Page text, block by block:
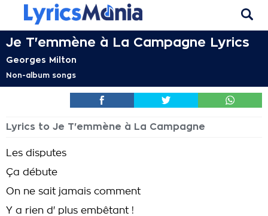
Je T'emmène à La Campagne Lyrics
Georges Milton
Non-album songs
Lyrics to Je T'emmène à La Campagne
Les disputes
Ça débute
On ne sait jamais comment
Y a rien d' plus embêtant !